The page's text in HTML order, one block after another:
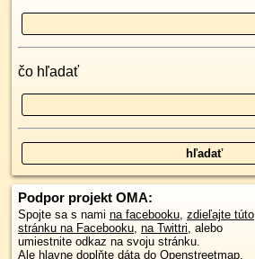
čo hľadať
Podpor projekt OMA:
Spojte sa s nami na facebooku, zdieľajte túto
stránku na Facebooku, na Twittri, alebo
umiestnite odkaz na svoju stránku.
Ale hlavne doplňte dáta do Openstreetmap,